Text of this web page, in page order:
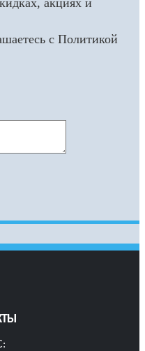
с Политикой